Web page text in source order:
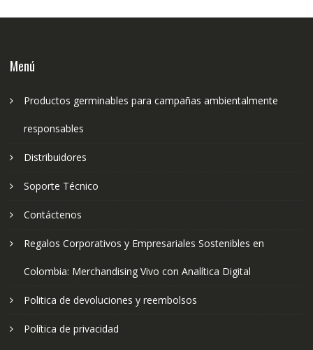
Menú
Productos germinables para campañas ambientalmente
responsables
Distribuidores
Soporte Técnico
Contáctenos
Regalos Corporativos y Empresariales Sostenibles en
Colombia: Merchandising Vivo con Analítica Digital
Politica de devoluciones y reembolsos
Política de privacidad